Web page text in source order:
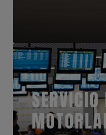
SERVICIO